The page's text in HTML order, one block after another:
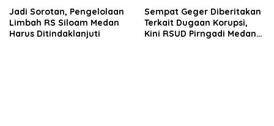
Jadi Sorotan, Pengelolaan
Limbah RS Siloam Medan
Harus Ditindaklanjuti
Sempat Geger Diberitakan
Terkait Dugaan Korupsi,
Kini RSUD Pirngadi Medan